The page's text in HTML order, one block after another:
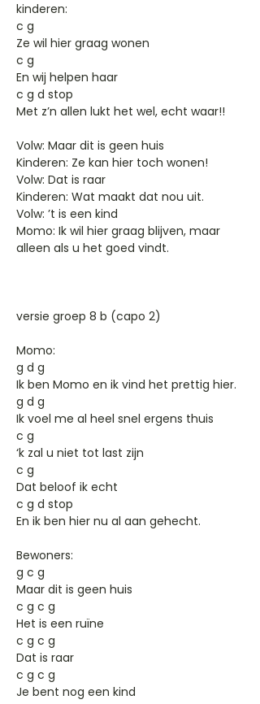
kinderen:
c g
Ze wil hier graag wonen
c g
En wij helpen haar
c g d stop
Met z’n allen lukt het wel, echt waar!!
Volw: Maar dit is geen huis
Kinderen: Ze kan hier toch wonen!
Volw: Dat is raar
Kinderen: Wat maakt dat nou uit.
Volw: ’t is een kind
Momo: Ik wil hier graag blijven, maar
alleen als u het goed vindt.
versie groep 8 b (capo 2)
Momo:
g d g
Ik ben Momo en ik vind het prettig hier.
g d g
Ik voel me al heel snel ergens thuis
c g
‘k zal u niet tot last zijn
c g
Dat beloof ik echt
c g d stop
En ik ben hier nu al aan gehecht.
Bewoners:
g c g
Maar dit is geen huis
c g c g
Het is een ruïne
c g c g
Dat is raar
c g c g
Je bent nog een kind